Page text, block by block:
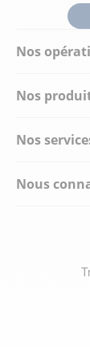
Nos
Nos
Nos
Nous